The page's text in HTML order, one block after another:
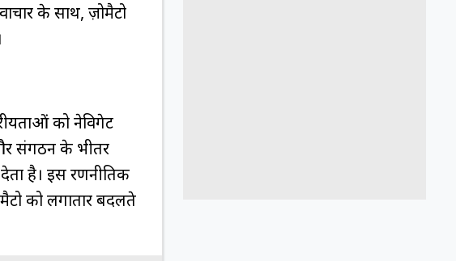
के साथ, ज़ोमैटो
को नेविगेट
और संगठन के भीतर
देता है। इस रणनीतिक
को लगातार बदलते